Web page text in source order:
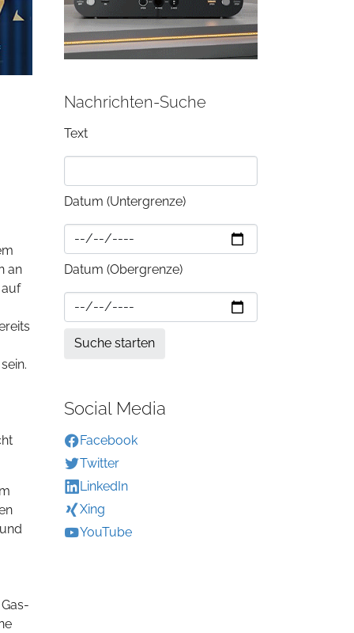
an
Nachrichten-Suche
Text
Datum (Untergrenze)
Datum (Obergrenze)
Social Media
Facebook
Twitter
LinkedIn
Xing
YouTube